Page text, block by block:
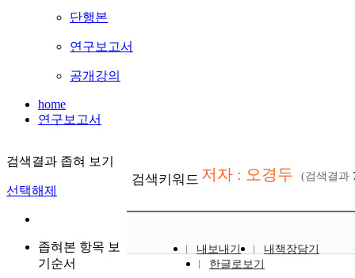
단행본
연구보고서
공개강의
home
연구보고서
검색결과 좁혀 보기
선택해제
좁혀본 항목 보
기순서
검색키워드 저자 : 오경두 (검색결과
내보내기
내책장담기
한글로보기